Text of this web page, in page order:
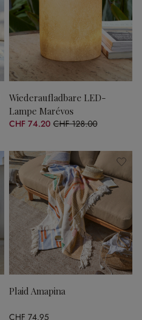
Wiederaufladbare LED-
Lampe Marévos
CHF 74.20 CHF 128.00
(42.03% gespart)
Plaid Amapina
CHF 74.95